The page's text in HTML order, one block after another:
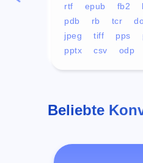
rtf
epub fb2
pdb
rb tcr
jpeg
tiff pps
pptx
csv odp
Beliebte